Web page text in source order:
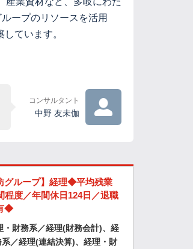
ープのリソースを活用
ています。
コンサルタント
中野 友未伽
グループ】経理◆平均残業
程度／年間休日124日／退職
◆
・財務系／経理(財務会計)、経
／経理(連結決算)、経理・財